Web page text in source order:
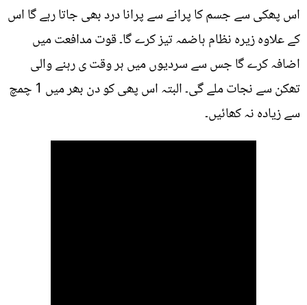
اس پھکی سے جسم کا پرانے سے پرانا درد بھی جاتا رہے گا اس
کے علاوہ زیرہ نظام ہاضمہ تیز کرے گا۔ قوت مدافعت میں
اضافہ کرے گا جس سے سردیوں میں ہر وقت ی رہنے والی
تھکن سے نجات ملے گی۔ البتہ اس پھی کو دن بھر میں 1 چمچ
سے زیادہ نہ کھائیں۔